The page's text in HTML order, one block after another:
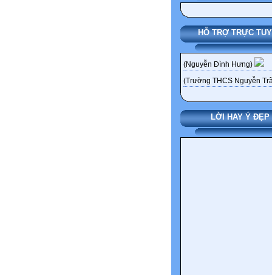
HỖ TRỢ TRỰC
(Nguyễn Đình Hưng)
(Trường THCS Nguyễn
LỜI HAY Ý ĐẸP